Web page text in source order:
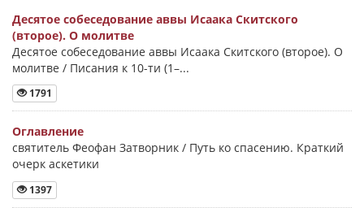
Десятое собеседование аввы Исаака Скитского
(второе). О молитве
Десятое собеседование аввы Исаака Скитского (второе). О
молитве / Писания к 10-ти (1–...
1791
Оглавление
святитель Феофан Затворник / Путь ко спасению. Краткий
очерк аскетики
1397